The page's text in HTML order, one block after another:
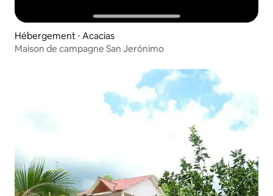
Hébergement ⋅ Acacias
Maison de campagne San Jerónimo